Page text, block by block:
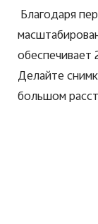
Благодаря
Делайте
большом